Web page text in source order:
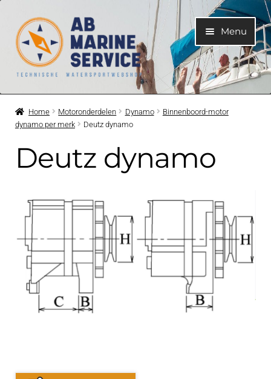
Ga
door
naar
navigatie
Ga
naar
de
inhoud
Menu
Home
Motoren
Motoronderdelen
Bootelektra
Koelwatersysteem
Submenu
Contact
Techniek Blog
Home Motoronderdelen Dynamo
Binnenboord-motor
dynamo per merk
Deutz dynamo
Deutz dynamo